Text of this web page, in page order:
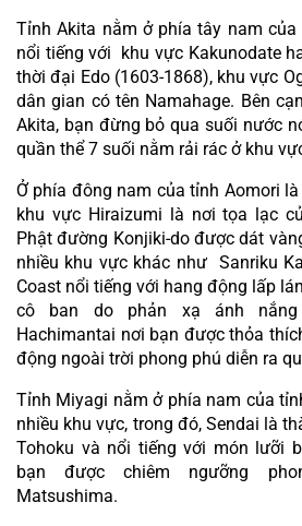
Tỉnh Akita nằm ở phía tây nam
nổi tiếng với  khu vực Kakunodate
thời đại Edo (1603-1868), khu vực
dân gian có tên Namahage. Bên
Akita, bạn đừng bỏ qua suối nước
quần thể 7 suối nằm rải rác ở khu
Ở phía đông nam của tỉnh Aomori
khu vực Hiraizumi là nơi tọa lạc
Phật đường Konjiki-do được dát
nhiều khu vực khác như  Sanriku
Coast nổi tiếng với hang động lấp
cô ban do phản xạ ánh
Hachimantai nơi bạn được thỏa
động ngoài trời phong phú diễn ra
Tỉnh Miyagi nằm ở phía nam của
nhiều khu vực, trong đó, Sendai là
Tohoku và nổi tiếng với món lưỡi
bạn được chiêm ngưỡng
Matsushima.